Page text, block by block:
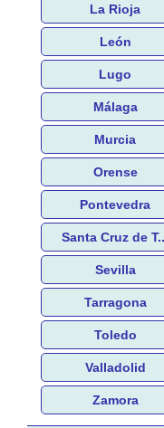
La Rioja
León
Lugo
Málaga
Murcia
Orense
Pontevedra
Santa Cruz de
Sevilla
Tarragona
Toledo
Valladolid
Zamora